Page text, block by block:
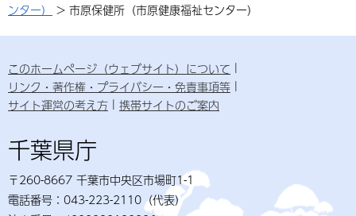
ンター）
> 市原保健所（市原健康福祉センター）
このホームページ（ウェブサイト）について
リンク・著作権・プライバシー・免責事項等
サイト運営の考え方
携帯サイトのご案内
千葉県庁
〒260-8667 千葉市中央区市場町1-1
電話番号：043-223-2110（代表）